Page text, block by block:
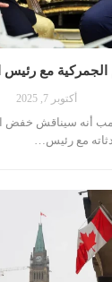
مع رئيس
أكتوبر 7, 2025
أنه سيناقش خفض
مع رئيس…